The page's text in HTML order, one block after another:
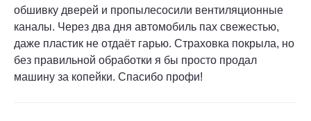
обшивку дверей и пропылесосили вентиляционные
каналы. Через два дня автомобиль пах свежестью,
даже пластик не отдаёт гарью. Страховка покрыла, но
без правильной обработки я бы просто продал
машину за копейки. Спасибо профи!